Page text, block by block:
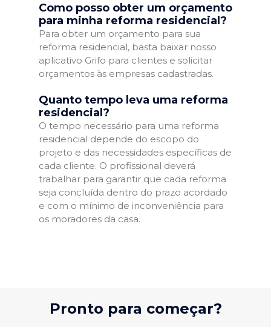
Como posso obter um orçamento
para minha reforma residencial?
Para obter um orçamento para sua
reforma residencial, basta baixar nosso
aplicativo Grifo para clientes e solicitar
orçamentos às empresas cadastradas.
Quanto tempo leva uma reforma
residencial?
O tempo necessário para uma reforma
residencial depende do escopo do
projeto e das necessidades específicas de
cada cliente. O profissional deverá
trabalhar para garantir que cada reforma
seja concluída dentro do prazo acordado
e com o mínimo de inconveniência para
os moradores da casa.
Pronto para começar?